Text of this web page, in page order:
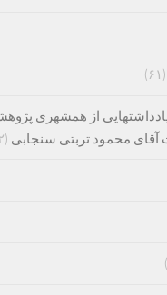
(۶۱)
از همشهری
آقای محمود تربتی سنجابی (۱۲)